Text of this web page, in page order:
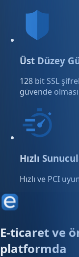
Üst Düzey
128 bit SSL
güvende
Hızlı
Hızlı ve PCI
E-ticaret ve
platformda